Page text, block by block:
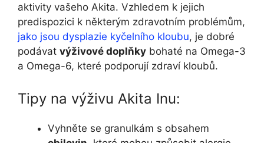
aktivity vašeho Akita. Vzhledem k jejich
predispozici k některým zdravotním problémům,
jako jsou dysplazie kyčelního kloubu, je dobré
podávat výživové doplňky bohaté na Omega-3
a Omega-6, které podporují zdraví kloubů.
Tipy na výživu Akita Inu:
Vyhněte se granulkám s obsahem